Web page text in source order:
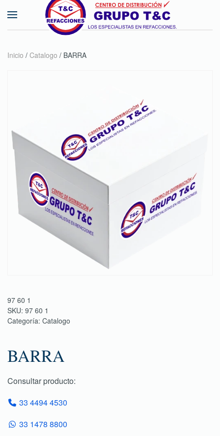
Skip to main content
Inicio / Catalogo / BARRA
97 60 1
SKU: 97 60 1
Categoría: Catalogo
BARRA
Consultar producto:
33 4494 4530
33 1478 8800